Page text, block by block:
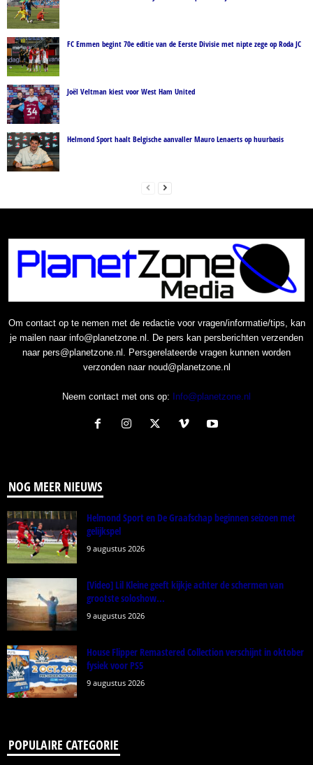
FC Emmen begint 70e editie van de Eerste Divisie met nipte zege op Roda JC
Joël Veltman kiest voor West Ham United
Helmond Sport haalt Belgische aanvaller Mauro Lenaerts op huurbasis
Om contact op te nemen met de redactie voor vragen/informatie/tips, kan
je mailen naar info@planetzone.nl. De pers kan persberichten verzenden
naar pers@planetzone.nl. Persgerelateerde vragen kunnen worden
verzonden naar noud@planetzone.nl
Neem contact met ons op: Info@planetzone.nl
NOG MEER NIEUWS
Helmond Sport en De Graafschap beginnen seizoen met
gelijkspel
9 augustus 2026
[Video] Lil Kleine geeft kijkje achter de schermen van
grootste soloshow...
9 augustus 2026
House Flipper Remastered Collection verschijnt in oktober
fysiek voor PS5
9 augustus 2026
POPULAIRE CATEGORIE